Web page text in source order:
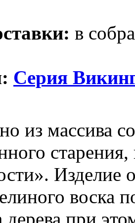
в
Серия
из массива
Изделие
воска
дерева при